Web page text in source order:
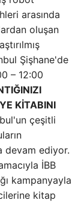
​​arasında
oluşan
Şişhane'de
– 12:00
KİTABINI
çeşitli
devam ediyor.
İBB
kampanyayla
kitap